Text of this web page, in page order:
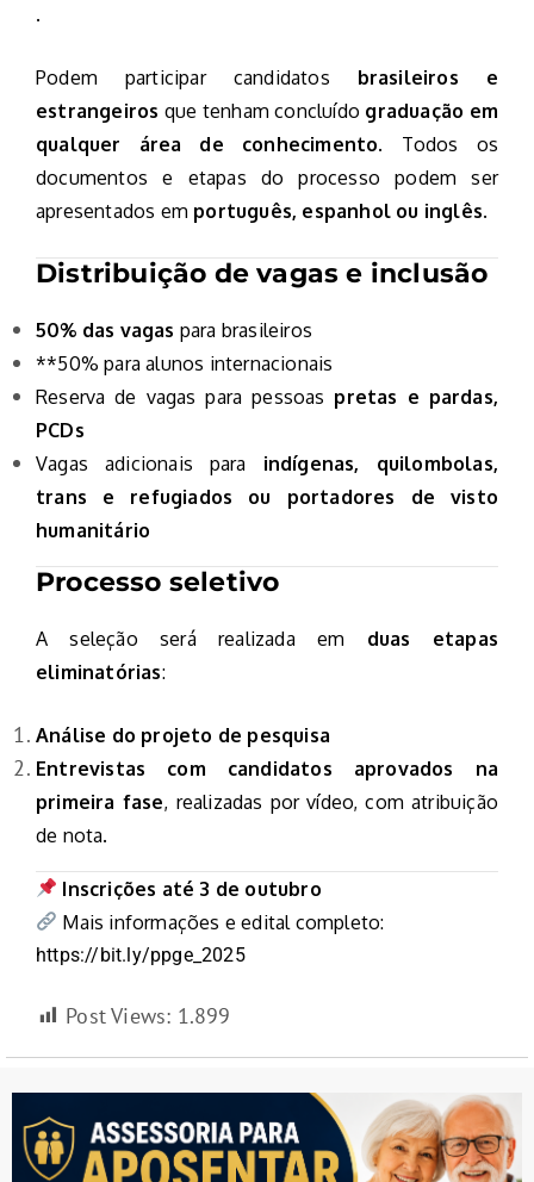
.
Podem participar candidatos brasileiros e
estrangeiros que tenham concluído graduação em
qualquer área de conhecimento. Todos os
documentos e etapas do processo podem ser
apresentados em português, espanhol ou inglês.
Distribuição de vagas e inclusão
50% das vagas para brasileiros
**50% para alunos internacionais
Reserva de vagas para pessoas pretas e pardas,
PCDs
Vagas adicionais para indígenas, quilombolas,
trans e refugiados ou portadores de visto
humanitário
Processo seletivo
A seleção será realizada em duas etapas
eliminatórias:
Análise do projeto de pesquisa
Entrevistas com candidatos aprovados na
primeira fase, realizadas por vídeo, com atribuição
de nota.
Inscrições até 3 de outubro
Mais informações e edital completo:
https://bit.ly/ppge_2025
Post Views: 1.899